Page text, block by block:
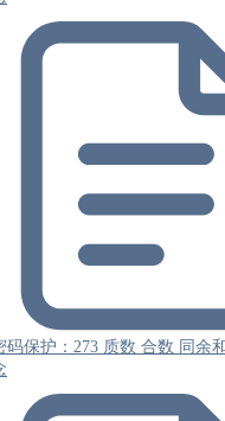
码保护：273 质数 合数 同余